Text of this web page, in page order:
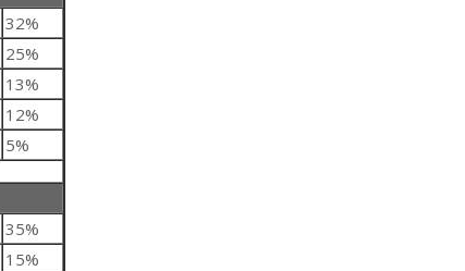
32%
25%
13%
12%
5%
35%
15%